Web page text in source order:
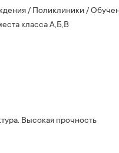
/ Поликлиники /
класса А,Б,В
Высокая прочность